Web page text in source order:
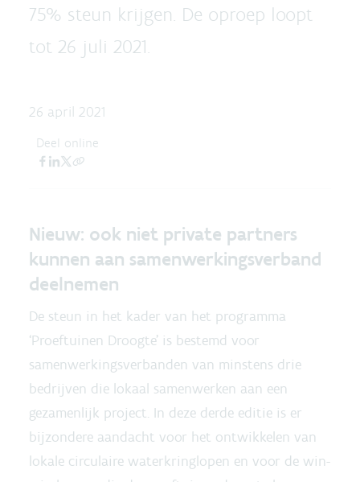
75% steun krijgen. De oproep loopt
tot 26 juli 2021.
26 april 2021
Deel online
Nieuw: ook niet private partners
kunnen aan samenwerkingsverband
deelnemen
De steun in het kader van het programma
‘Proeftuinen Droogte’ is bestemd voor
samenwerkingsverbanden van minstens drie
bedrijven die lokaal samenwerken aan een
gezamenlijk project. In deze derde editie is er
bijzondere aandacht voor het ontwikkelen van
lokale circulaire waterkringlopen en voor de win-